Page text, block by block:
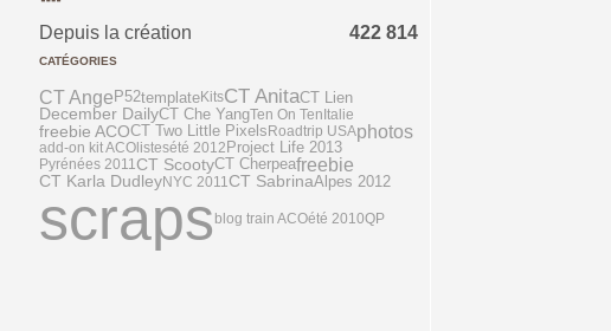
Depuis la création 422 814
CATÉGORIES
CT Ange P52templateKitsCT AnitaCT Lien
December DailyCT Che YangTen On TenItalie
freebie ACOCT Two Little Pixels Roadtrip USAphotos
add-on kit ACO listesété 2012 Project Life 2013
Pyrénées 2011CT ScootyCT Cherpeafreebie
CT Karla DudleyNYC 2011 CT SabrinaAlpes 2012
scraps blog train ACOété 2010QP